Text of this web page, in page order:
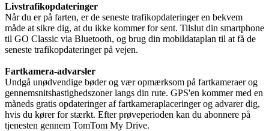
Livstrafikopdateringer
Når du er på farten, er de seneste trafikopdateringer en bekvem
måde at sikre dig, at du ikke kommer for sent. Tilslut din smartphone
til GO Classic via Bluetooth, og brug din mobildataplan til at få de
seneste trafikopdateringer på vejen.
Fartkamera-advarsler
Undgå unødvendige bøder og vær opmærksom på fartkameraer og
gennemsnitshastighedszoner langs din rute. GPS'en kommer med en
måneds gratis opdateringer af fartkameraplaceringer og advarer dig,
hvis du kører for stærkt. Efter prøveperioden kan du abonnere på
tjenesten gennem TomTom My Drive.